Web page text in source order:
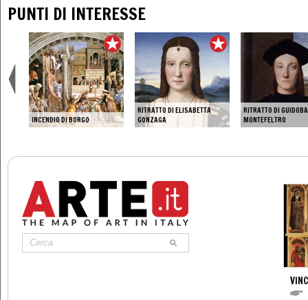
PUNTI DI INTERESSE
INCENDIO DI BORGO
RITRATTO DI ELISABETTA
GONZAGA
RITRATTO DI
MONTEFELTRO